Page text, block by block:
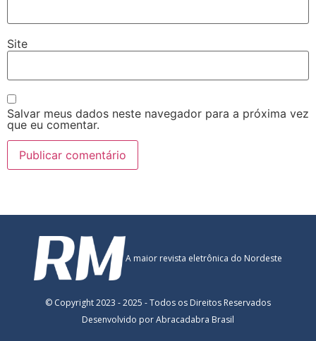
Site
Salvar meus dados neste navegador para a próxima vez
que eu comentar.
A maior revista eletrônica do Nordeste
© Copyright 2023 - 2025 - Todos os Direitos Reservados
Desenvolvido por Abracadabra Brasil